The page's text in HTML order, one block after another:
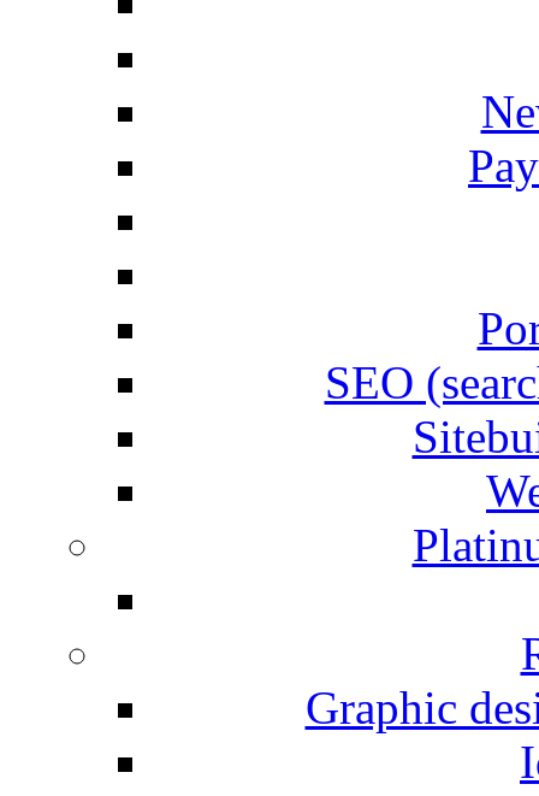
SEO
Graphic